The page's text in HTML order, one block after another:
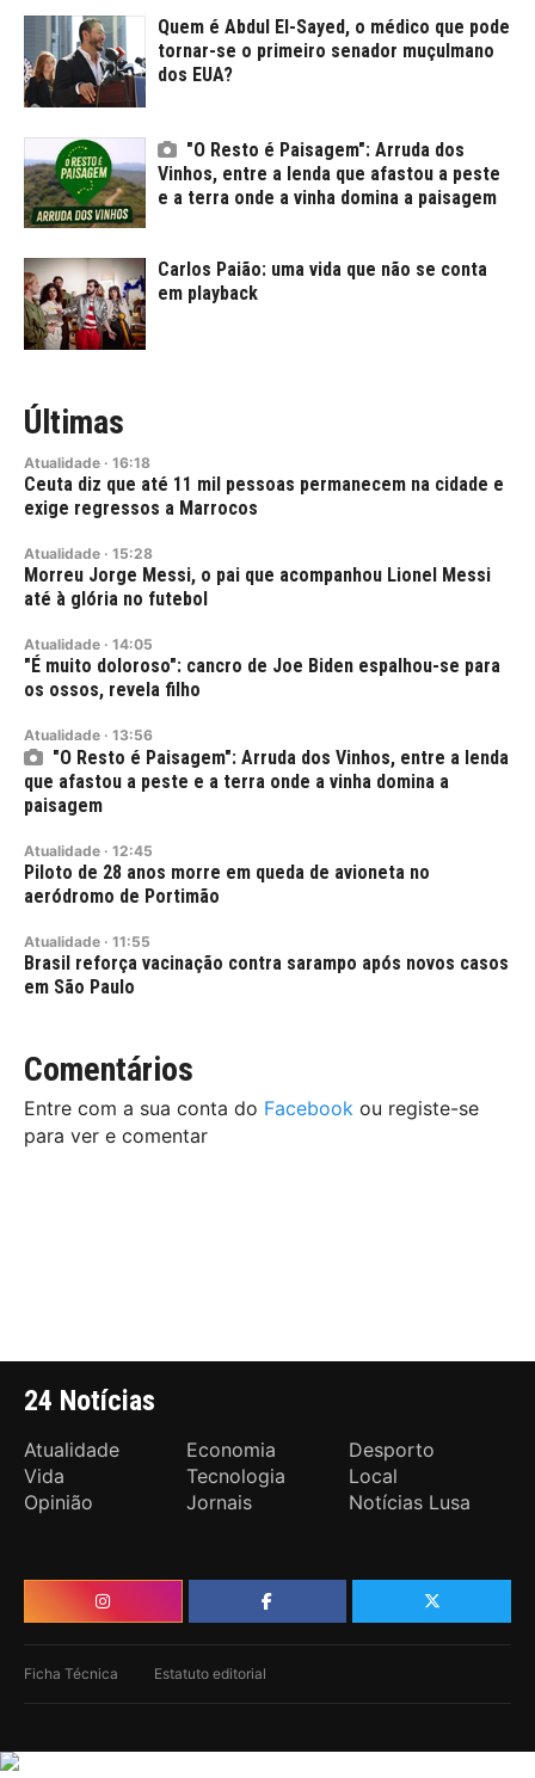
Quem é Abdul El-Sayed, o médico que pode
tornar-se o primeiro senador muçulmano
dos EUA?
"O Resto é Paisagem": Arruda dos
Vinhos, entre a lenda que afastou a peste
e a terra onde a vinha domina a paisagem
Carlos Paião: uma vida que não se conta
em playback
Últimas
Atualidade · 16:18
Ceuta diz que até 11 mil pessoas permanecem na cidade e
exige regressos a Marrocos
Atualidade · 15:28
Morreu Jorge Messi, o pai que acompanhou Lionel Messi
até à glória no futebol
Atualidade · 14:05
"É muito doloroso": cancro de Joe Biden espalhou-se para
os ossos, revela filho
Atualidade · 13:56
"O Resto é Paisagem": Arruda dos Vinhos, entre a lenda
que afastou a peste e a terra onde a vinha domina a
paisagem
Atualidade · 12:45
Piloto de 28 anos morre em queda de avioneta no
aeródromo de Portimão
Atualidade · 11:55
Brasil reforça vacinação contra sarampo após novos casos
em São Paulo
Comentários
Entre com a sua conta do Facebook ou registe-se
para ver e comentar
24 Notícias
Atualidade Economia
Desporto
Vida
Tecnologia
Local
Opinião
Jornais Notícias Lusa
Ficha Técnica Estatuto editorial